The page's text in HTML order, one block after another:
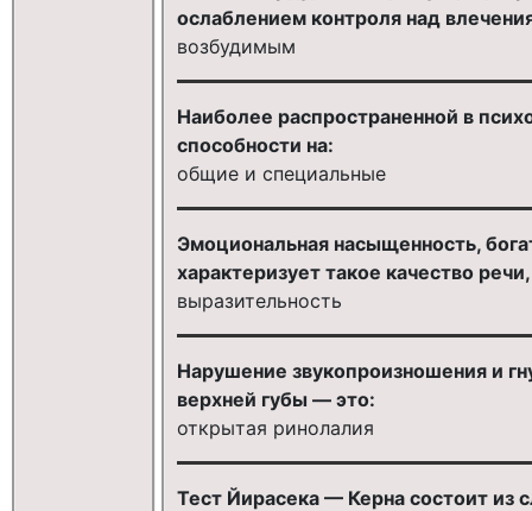
ослаблением контроля над
возбудимым
Наиболее распространенной в
способности на:
общие и специальные
Эмоциональная насыщенность,
характеризует такое качество
выразительность
Нарушение звукопроизношения и
верхней губы — это:
открытая ринолалия
Тест Йирасека — Керна состоит из